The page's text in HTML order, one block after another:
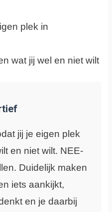
plek in
wat jij wel en niet wilt
jij je eigen plek
en niet wilt. NEE-
Duidelijk maken
iets aankijkt,
en je daarbij